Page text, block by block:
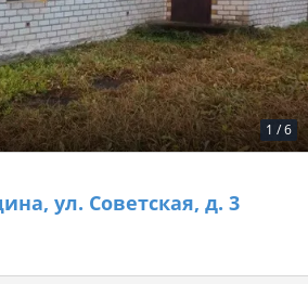
1 /6
ул. Советская, д. 3